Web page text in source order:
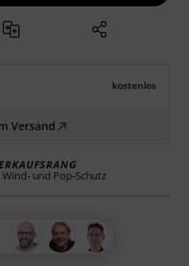
kostenlos
Versand
Wind- und Pop-Schutz